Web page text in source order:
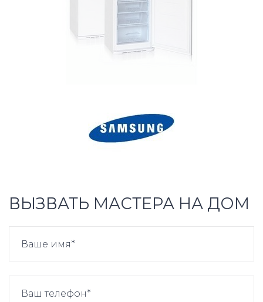
ВЫЗВАТЬ МАСТЕРА НА ДОМ